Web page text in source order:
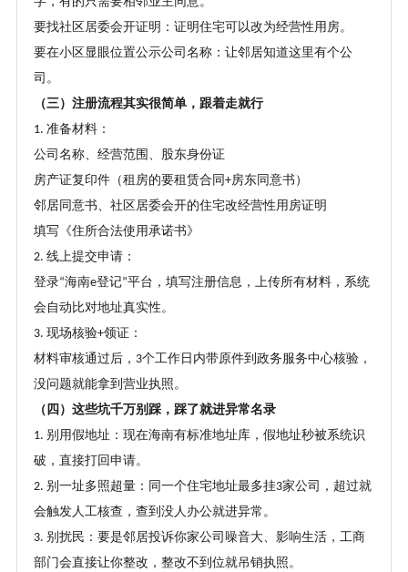
要找社区居委会开证明：证明住宅可以改为经营性用房。
要在小区显眼位置公示公司名称：让邻居知道这里有个公
司。
（三）注册流程其实很简单，跟着走就行
1. 准备材料：
公司名称、经营范围、股东身份证
房产证复印件（租房的要租赁合同 +房东同意书）
邻居同意书、社区居委会开的住宅改经营性用房证明
填写《住所合法使用承诺书》
2. 线上提交申请：
登录“海南e登记”平台，填写注册信息，上传所有材料，系统
会自动比对地址真实性。
3. 现场核验+领证：
材料审核通过后， 3个工作日内带原件到政务服务中心核验，
没问题就能拿到营业执照。
（四）这些坑千万别踩，踩了就进异常名录
1. 别用假地址：现在海南有标准地址库，假地址秒被系统识
破，直接打回申请。
2. 别一址多照超量：同一个住宅地址最多挂3家公司，超过就
会触发人工核查，查到没人办公就进异常。
3. 别扰民：要是邻居投诉你家公司噪音大、影响生活，工商
部门会直接让你整改，整改不到位就吊销执照。